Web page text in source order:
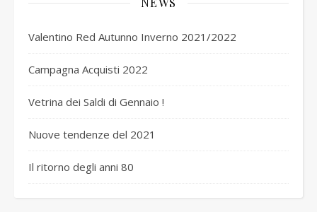
Valentino Red Autunno Inverno 2021/2022
Campagna Acquisti 2022
Vetrina dei Saldi di Gennaio !
Nuove tendenze del 2021
Il ritorno degli anni 80